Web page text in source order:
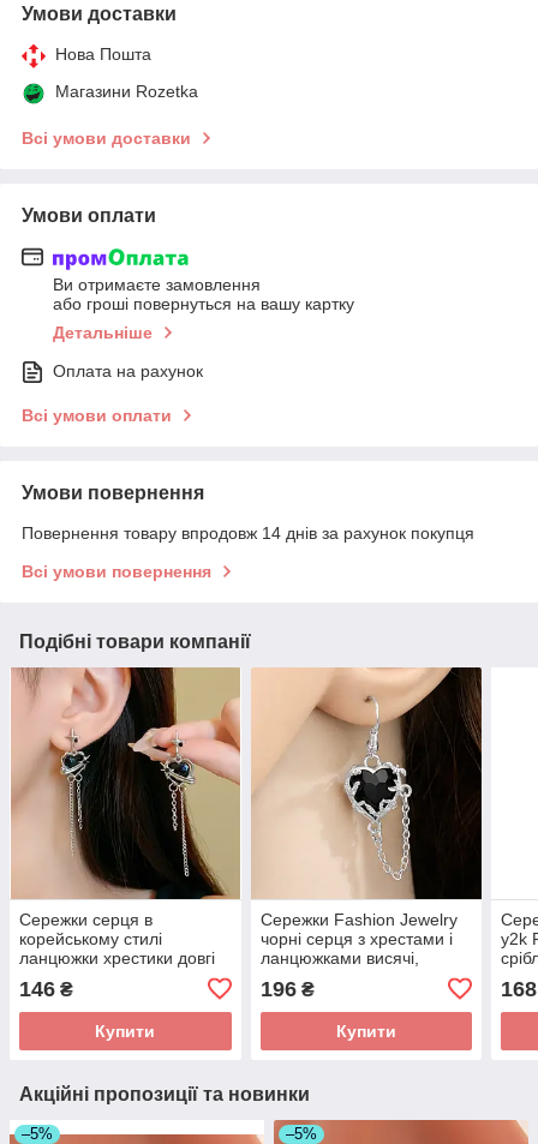
Умови доставки
Нова Пошта
Магазини Rozetka
Всі умови доставки
Умови оплати
Ви отримаєте замовлення
або гроші повернуться на вашу картку
Детальніше
Оплата на рахунок
Всі умови оплати
Умови повернення
Повернення товару впродовж 14 днів за рахунок покупця
Всі умови повернення
Подібні товари компанії
Сережки серця в
корейському стилі
ланцюжки хрестики довгі
Fashion Jewerly
146 ₴
Купити
Сережки Fashion Jewelry
чорні серця з хрестами і
ланцюжками висячі,
196₴
Купити
y2k
168
Акційні пропозиції та новинки
–5% –5%